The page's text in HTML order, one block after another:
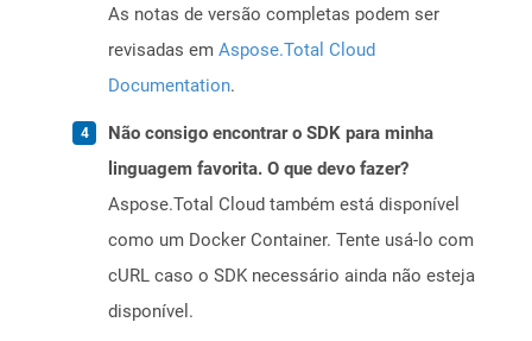
As notas de versão completas podem ser
revisadas em Aspose.Total Cloud
Documentation.
Não consigo encontrar o SDK para minha
linguagem favorita. O que devo fazer?
Aspose.Total Cloud também está disponível
como um Docker Container. Tente usá-lo com
cURL caso o SDK necessário ainda não esteja
disponível.